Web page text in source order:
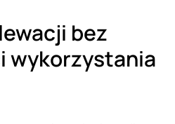
bez
wykorzystania